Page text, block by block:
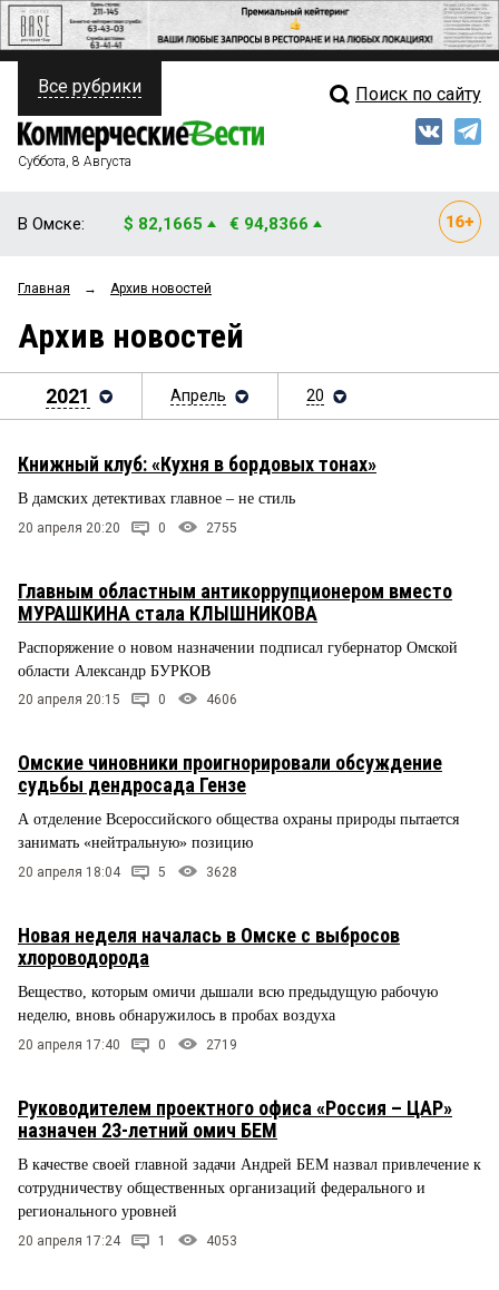
ПОЛИТИКА
ФИНАНСЫ
ОБЩЕСТВО
ЗАКОН
НОВОСТИ КОМПАНИЙ
СТИЛЬ ЖИЗНИ
Свежий выпуск
Блоги
Все рубрики Поиск по сайту
Суббота, 8 Августа
В Омске: $ 82,1665 € 94,8366
Главная → Архив новостей
Архив новостей
2021 Апрель 20
Книжный клуб: «Кухня в бордовых тонах»
В дамских детективах главное – не стиль
20 апреля 20:20 0 2755
Главным областным антикоррупционером вместо
МУРАШКИНА стала КЛЫШНИКОВА
Распоряжение о новом назначении подписал губернатор Омской
области Александр БУРКОВ
20 апреля 20:15 0 4606
Омские чиновники проигнорировали обсуждение
судьбы дендросада Гензе
А отделение Всероссийского общества охраны природы пытается
занимать «нейтральную» позицию
20 апреля 18:04 5 3628
Новая неделя началась в Омске с выбросов
хлороводорода
Вещество, которым омичи дышали всю предыдущую рабочую
неделю, вновь обнаружилось в пробах воздуха
20 апреля 17:40 0 2719
Руководителем проектного офиса «Россия – ЦАР»
назначен 23-летний омич БЕМ
В качестве своей главной задачи Андрей БЕМ назвал привлечение к
сотрудничеству общественных организаций федерального и
регионального уровней
20 апреля 17:24 1 4053